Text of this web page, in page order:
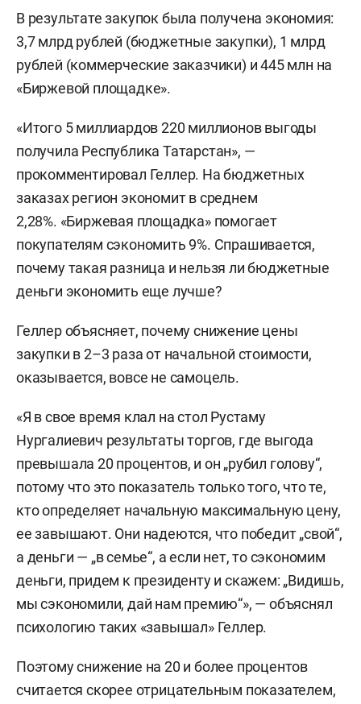
В результате закупок была получена экономия:
3,7 млрд рублей (бюджетные закупки), 1 млрд
рублей (коммерческие заказчики) и 445 млн на
«Биржевой площадке».
«Итого 5 миллиардов 220 миллионов выгоды
получила Республика Татарстан», —
прокомментировал Геллер. На бюджетных
заказах регион экономит в среднем
2,28%. «Биржевая площадка» помогает
покупателям сэкономить 9%. Спрашивается,
почему такая разница и нельзя ли бюджетные
деньги экономить еще лучше?
Геллер объясняет, почему снижение цены
закупки в 2–3 раза от начальной стоимости,
оказывается, вовсе не самоцель.
«Я в свое время клал на стол Рустаму
Нургалиевич результаты торгов, где выгода
превышала 20 процентов, и он „рубил голову“,
потому что это показатель только того, что те,
кто определяет начальную максимальную цену,
ее завышают. Они надеются, что победит „свой“,
а деньги — „в семье“, а если нет, то сэкономим
деньги, придем к президенту и скажем: „Видишь,
мы сэкономили, дай нам премию“», — объяснял
психологию таких «завышал» Геллер.
Поэтому снижение на 20 и более процентов
считается скорее отрицательным показателем,